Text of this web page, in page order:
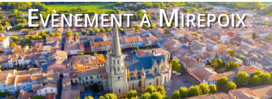
Evènement à Mirepoix